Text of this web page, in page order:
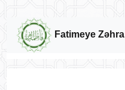
Fatimeye Zəhra